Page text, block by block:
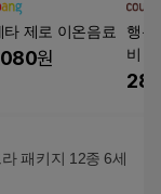
타 제로 이온음료
원
행복
비
발송
패키지 12종 6세